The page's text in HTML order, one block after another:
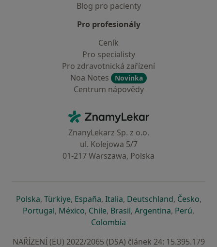
Blog pro pacienty
Pro profesionály
Ceník
Pro specialisty
Pro zdravotnická zařízení
Noa Notes
Novinka
Centrum nápovědy
ZnamyLekar - Hlavní stránka
ZnanyLekarz Sp. z o.o.
ul. Kolejowa 5/7
01-217 Warszawa, Polska
Polskase otevře v nové záložce
, Türkiyese otevře v nové záložce
, Españase otevře v nové záložce
, Italiase otevře v nové záložce
, Deutschlandse otevře v
, Českose
,
Portugalse otevře v nové záložce
, Méxicose otevře v nové záložce
, Chilese otevře v nové záložce
, Brasilse otevře v nové
, Argentinase otevře v
, Perúse
,
Colombia
NAŘÍZENÍ (EU) 2022/2065 (DSA) článek 24: 15.395.179